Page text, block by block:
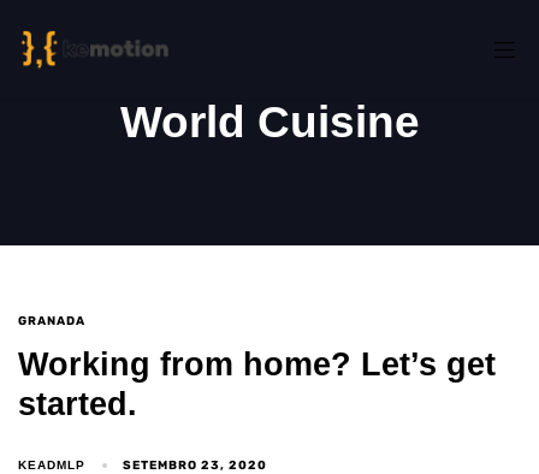
World Cuisine
GRANADA
Working from home? Let’s get
started.
KEADMLP SETEMBRO 23, 2020